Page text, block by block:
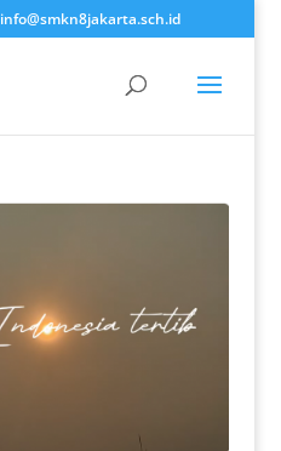
info@smkn8jakarta.sch.id